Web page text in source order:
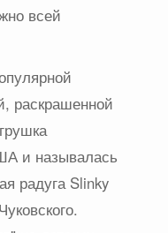
всей
раскрашенной
и называлась
радуга Slinky